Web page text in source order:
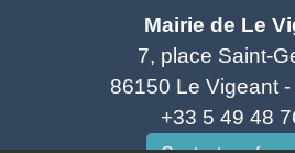
Mairie de Le
7, place Saint-
86150 Le Vigeant
+33 5 49 48